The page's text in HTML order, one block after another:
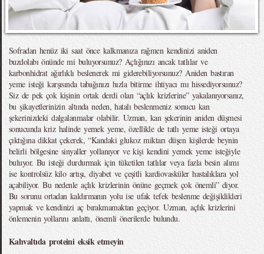
Sofradan henüz iki saat önce kalkmanıza rağmen kendinizi aniden
buzdolabı önünde mi buluyorsunuz? Açlığınızı ancak tatlılar ve
karbonhidrat ağırlıklı beslenerek mi giderebiliyorsunuz? Aniden bastıran
yeme isteği karşısında tabağınızı hızla bitirme ihtiyacı mı hissediyorsunuz?
Siz de pek çok kişinin ortak derdi olan “açlık krizlerine” yakalanıyorsanız,
bu şikayetlerinizin altında neden, hatalı beslenmeniz sonucu kan
şekerinizdeki dalgalanmalar olabilir. Uzman, kan şekerinin aniden düşmesi
sonucunda kriz halinde yemek yeme, özellikle de tatlı yeme isteği ortaya
çıktığına dikkat çekerek, “Kandaki glukoz miktarı düşen kişilerde beynin
belirli bölgesine sinyaller yollanıyor ve kişi kendini yemek yeme isteğiyle
buluyor. Bu isteği durdurmak için tüketilen tatlılar veya fazla besin alımı
ise kontrolsüz kilo artışı, diyabet ve çeşitli kardiovasküler hastalıklara yol
açabiliyor. Bu nedenle açlık krizlerinin önüne geçmek çok önemli” diyor.
Bu sorunu ortadan kaldırmanın yolu ise ufak tefek beslenme değişiklikleri
yapmak ve kendinizi aç bırakmamaktan geçiyor. Uzman, açlık krizlerini
önlemenin yollarını anlattı, önemli önerilerde bulundu.
Kahvaltıda proteini eksik etmeyin